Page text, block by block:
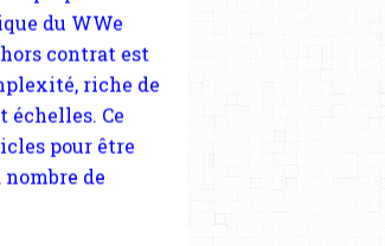
pour être
nombre de